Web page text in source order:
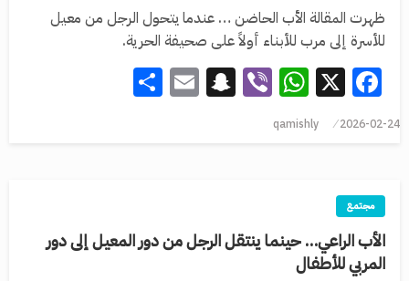
ظهرت المقالة الأب الحاضن … عندما يتحول الرجل من معيل
للأسرة إلى مرب للأبناء أولاً على صحيفة الحرية.
Facebook
X
WhatsApp
Viber
Snapchat
Email
2026-02-24
qamishly
مجتمع
الأب الراعي… حينما ينتقل الرجل من دور المعيل إلى دور
المربي للأطفال